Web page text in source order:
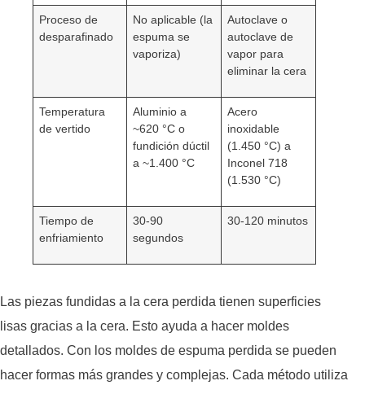
Proceso de
desparafinado
No aplicable (la
espuma se
vaporiza)
Autoclave o
autoclave de
vapor para
eliminar la cera
Temperatura
de vertido
Aluminio a
~620 °C o
fundición dúctil
a ~1.400 °C
Acero
inoxidable
(1.450 °C) a
Inconel 718
(1.530 °C)
Tiempo de
enfriamiento
30-90
segundos
30-120 minutos
Las piezas fundidas a la cera perdida tienen superficies
lisas gracias a la cera. Esto ayuda a hacer moldes
detallados. Con los moldes de espuma perdida se pueden
hacer formas más grandes y complejas. Cada método utiliza